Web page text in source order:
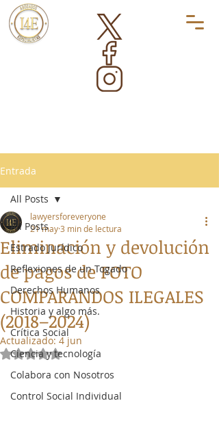
Entrada
All Posts
Estrado Jurídico
Reflexiones de un Togado
Derechos Humanos
Historia y algo más.
Crítica Social
Ciencia y tecnología
Colabora con Nosotros
Control Social Individual
All Posts
Eliminación y devolución
de pagos de FOTO
COMPARANDOS ILEGALES
(2018–2024)
lawyersforeveryone
21 may3 min de lectura
Actualizado:4 jun
Obtuvo NaN de 5 estrellas.